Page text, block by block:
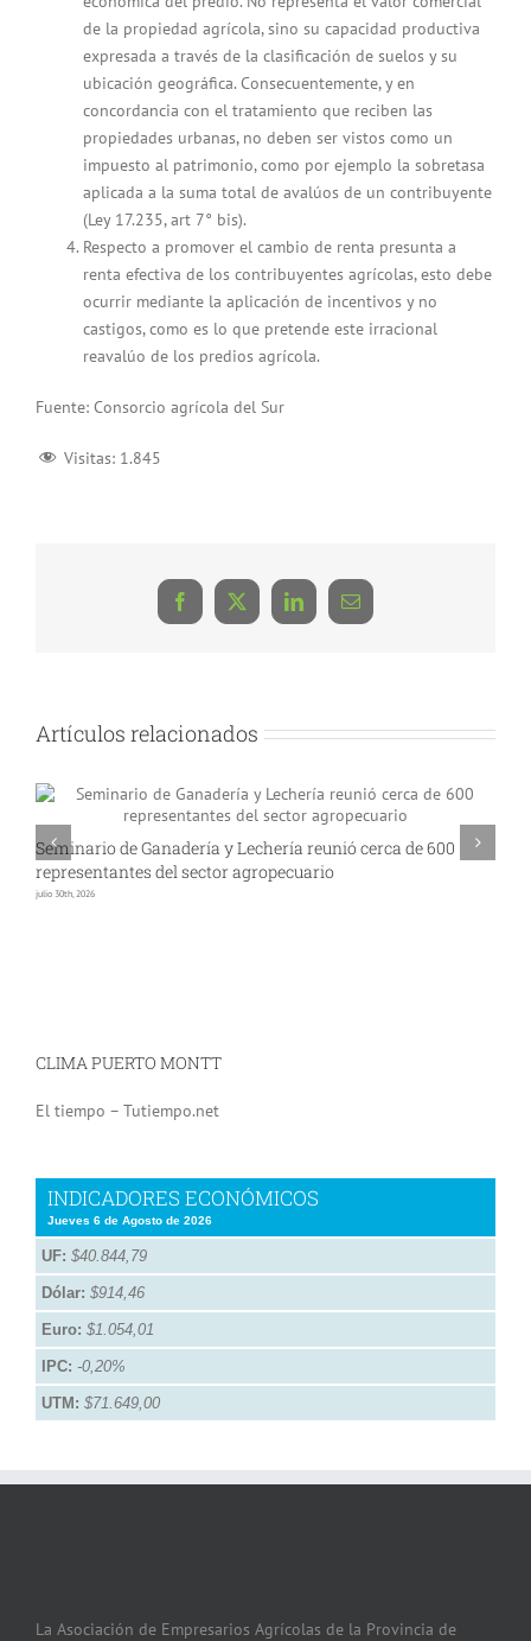
de la propiedad agrícola, sino su capacidad productiva
expresada a través de la clasificación de suelos y su
ubicación geográfica. Consecuentemente, y en
concordancia con el tratamiento que reciben las
propiedades urbanas, no deben ser vistos como un
impuesto al patrimonio, como por ejemplo la sobretasa
aplicada a la suma total de avalúos de un contribuyente
(Ley 17.235, art 7° bis).
Respecto a promover el cambio de renta presunta a
renta efectiva de los contribuyentes agrícolas, esto debe
ocurrir mediante la aplicación de incentivos y no
castigos, como es lo que pretende este irracional
reavalúo de los predios agrícola.
Fuente: Consorcio agrícola del Sur
Visitas: 1.845
Facebook
X LinkedInCorreo
electrónico
Artículos relacionados
Seminario de Ganadería y Lechería reunió cerca de 600
representantes del sector agropecuario
julio 30th, 2026
CLIMA PUERTO MONTT
El tiempo – Tutiempo.net
INDICADORES ECONÓMICOS
Jueves 6 de Agosto de 2026
UF: $40.844,79
Dólar: $914,46
Euro: $1.054,01
IPC: -0,20%
UTM: $71.649,00
La Asociación de Empresarios Agrícolas de la Provincia de